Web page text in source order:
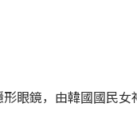
眼鏡，由韓國國民女